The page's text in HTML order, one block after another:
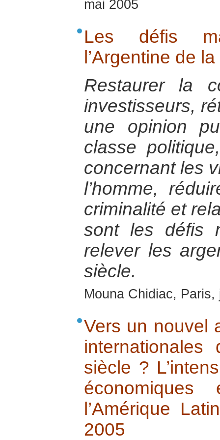
mai 2005
Les défis
l’Argentine de
Restaurer la
investisseurs,
une opinion
classe
concernant les
l’homme,
criminalité et
sont les défis
relever les
siècle.
Mouna Chidiac, Paris,
Vers un nouvel
siècle ?
l’Amérique
2005